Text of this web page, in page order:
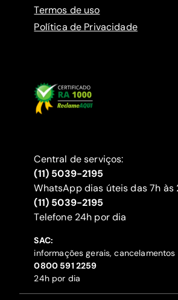
Termos de uso
Política de Privacidade
Central de serviços:
(11) 5039-2195
WhatsApp dias úteis das 7h às
(11) 5039-2195
‍Telefone 24h por dia
SAC:
informações gerais,
‍0800 591 2259
24h por dia